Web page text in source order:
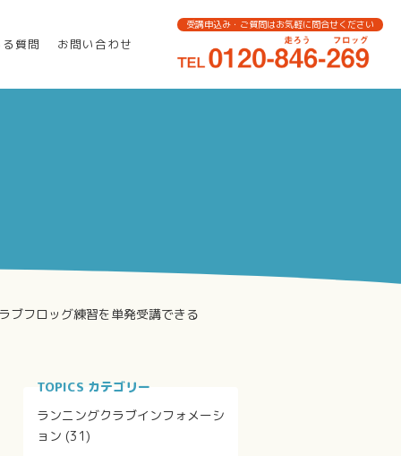
質問 お問い合わせ
受講申込み・ご質問はお気軽に問合せください
ブフロッグ練習を単発受講できる
TOPICS カテゴリー
ランニングクラブインフォメーシ
ョン (31)